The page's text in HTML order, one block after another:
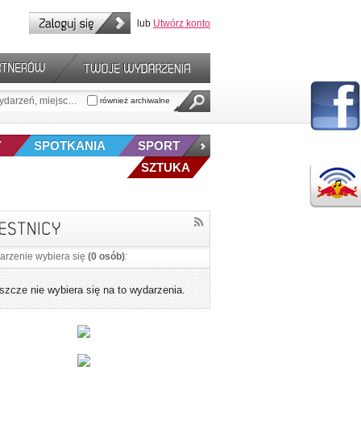
lub Utwórz konto
również archiwalne
SPORT
SPOTKANIA
SZTUKA
wybiera się (0 osób):
nie wybiera się na to wydarzenia.